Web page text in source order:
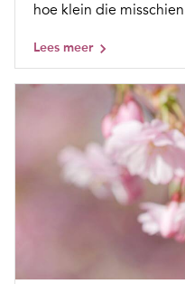
hoe klein die
Lees meer